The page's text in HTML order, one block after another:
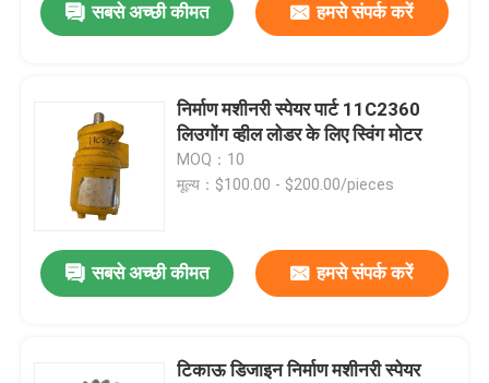
सबसे अच्छी कीमत हमसे संपर्क करें
निर्माण मशीनरी स्पेयर पार्ट 11C2360
लिउगोंग व्हील लोडर के लिए स्विंग मोटर
MOQ：10
मूल्य：$100.00 - $200.00/pieces
सबसे अच्छी कीमत हमसे संपर्क करें
टिकाऊ डिजाइन निर्माण मशीनरी स्पेयर